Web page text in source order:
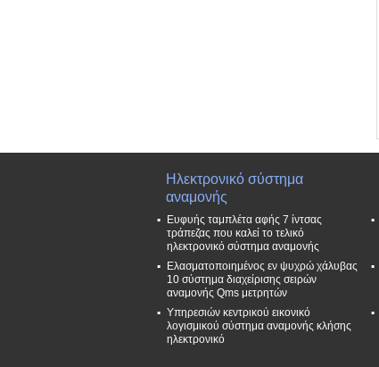
Ηλεκτρονικό σύστημα
αναμονής
Ευφυής ταμπλέτα αφής 7 ίντσας
τράπεζας που καλεί το τελικό
ηλεκτρονικό σύστημα αναμονής
Ελασματοποιημένος εν ψυχρώ χάλυβας
10 σύστημα διαχείρισης σειρών
αναμονής Qms μετρητών
Υπηρεσιών κεντρικού εικονικό
λογισμικού σύστημα αναμονής κλήσης
ηλεκτρονικό